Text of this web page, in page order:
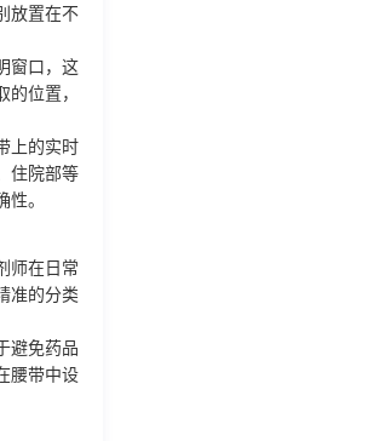
放置在不
窗口，这
位置，
上的实时
住院部等
。
师在日常
准的分类
避免药品
腰带中设